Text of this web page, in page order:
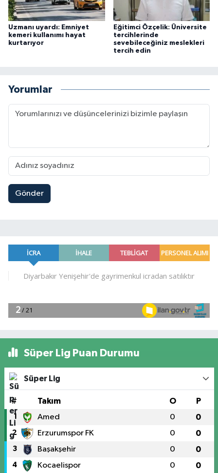
Uzmanı uyardı: Emniyet
kemeri kullanımı hayat
kurtarıyor
Eğitimci Özçelik: Üniversite
tercihlerinde
sevebileceğiniz meslekleri
tercih edin
Yorumlar
Gönder
Süper Lig Puan Durumu
Süper Lig
# Takım O P
1 Amed 0 0
2 Erzurumspor FK 0 0
3 Başakşehir 0 0
4 Kocaelispor 0 0